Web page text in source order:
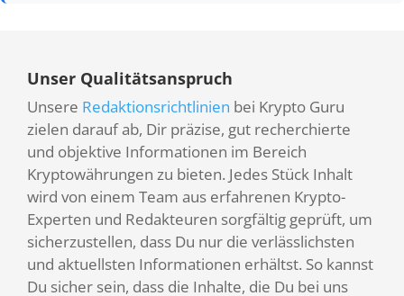
Unser Qualitätsanspruch
Unsere Redaktionsrichtlinien bei Krypto Guru
zielen darauf ab, Dir präzise, gut recherchierte
und objektive Informationen im Bereich
Kryptowährungen zu bieten. Jedes Stück Inhalt
wird von einem Team aus erfahrenen Krypto-
Experten und Redakteuren sorgfältig geprüft, um
sicherzustellen, dass Du nur die verlässlichsten
und aktuellsten Informationen erhältst. So kannst
Du sicher sein, dass die Inhalte, die Du bei uns